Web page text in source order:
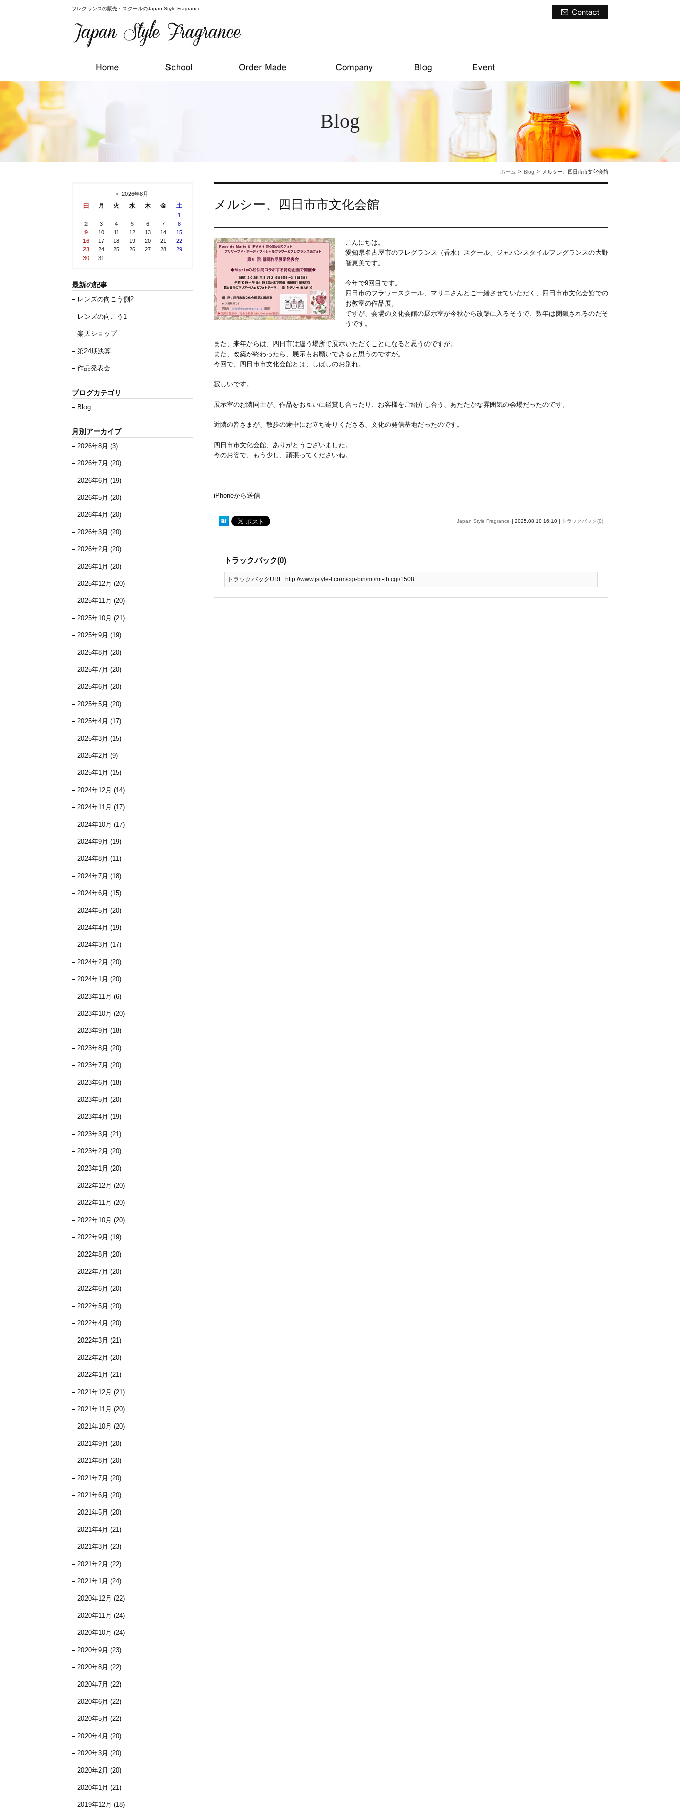
フレグランスの販売・スクールのJapan Style Fragrance
Blog
ホーム > Blog > メルシー、四日市市文化会館
メルシー、四日市市文化会館
こんにちは。
愛知県名古屋市のフレグランス（香水）スクール、ジャパンスタイルフレグランスの大野
智恵美です。
今年で9回目です。
四日市のフラワースクール、マリエさんとご一緒させていただく、四日市市文化会館での
お教室の作品展。
ですが、会場の文化会館の展示室が今秋から改築に入るそうで、数年は閉鎖されるのだそ
うです。
また、来年からは、四日市は違う場所で展示いただくことになると思うのですが。
また、改築が終わったら、展示もお願いできると思うのですが。
今回で、四日市市文化会館とは、しばしのお別れ。
寂しいです。
展示室のお隣同士が、作品をお互いに鑑賞し合ったり、お客様をご紹介し合う、あたたかな雰囲気の会場だったのです。
近隣の皆さまが、散歩の途中にお立ち寄りくださる、文化の発信基地だったのです。
四日市市文化会館、ありがとうございました。
今のお姿で、もう少し、頑張ってくださいね。
iPhoneから送信
Japan Style Fragrance | 2025.08.10 16:10 | トラックバック(0)
トラックバック(0)
トラックバックURL: http://www.jstyle-f.com/cgi-bin/mt/mt-tb.cgi/1508
« 2026年8月
日 月 火 水 木 金 土
1
2
3 4 5 6 7
8
9
10 11 12 13 14
15
16
17 18 19 20 21
22
23
24 25 26 27 28
29
30
31
最新の記事
レンズの向こう側2
レンズの向こう1
楽天ショップ
第24期決算
作品発表会
ブログカテゴリ
Blog
月別アーカイブ
2026年8月 (3)
2026年7月 (20)
2026年6月 (19)
2026年5月 (20)
2026年4月 (20)
2026年3月 (20)
2026年2月 (20)
2026年1月 (20)
2025年12月 (20)
2025年11月 (20)
2025年10月 (21)
2025年9月 (19)
2025年8月 (20)
2025年7月 (20)
2025年6月 (20)
2025年5月 (20)
2025年4月 (17)
2025年3月 (15)
2025年2月 (9)
2025年1月 (15)
2024年12月 (14)
2024年11月 (17)
2024年10月 (17)
2024年9月 (19)
2024年8月 (11)
2024年7月 (18)
2024年6月 (15)
2024年5月 (20)
2024年4月 (19)
2024年3月 (17)
2024年2月 (20)
2024年1月 (20)
2023年11月 (6)
2023年10月 (20)
2023年9月 (18)
2023年8月 (20)
2023年7月 (20)
2023年6月 (18)
2023年5月 (20)
2023年4月 (19)
2023年3月 (21)
2023年2月 (20)
2023年1月 (20)
2022年12月 (20)
2022年11月 (20)
2022年10月 (20)
2022年9月 (19)
2022年8月 (20)
2022年7月 (20)
2022年6月 (20)
2022年5月 (20)
2022年4月 (20)
2022年3月 (21)
2022年2月 (20)
2022年1月 (21)
2021年12月 (21)
2021年11月 (20)
2021年10月 (20)
2021年9月 (20)
2021年8月 (20)
2021年7月 (20)
2021年6月 (20)
2021年5月 (20)
2021年4月 (21)
2021年3月 (23)
2021年2月 (22)
2021年1月 (24)
2020年12月 (22)
2020年11月 (24)
2020年10月 (24)
2020年9月 (23)
2020年8月 (22)
2020年7月 (22)
2020年6月 (22)
2020年5月 (22)
2020年4月 (20)
2020年3月 (20)
2020年2月 (20)
2020年1月 (21)
2019年12月 (18)